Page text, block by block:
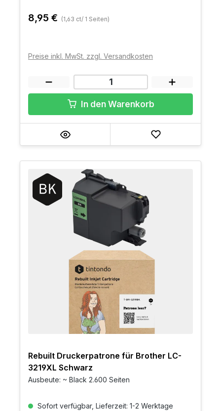
8,95 € (1,63 ct/ 1 Seiten)
Preise inkl. MwSt. zzgl. Versandkosten
In den Warenkorb
Rebuilt Druckerpatrone für Brother LC-
3219XL Schwarz
Ausbeute: ~ Black 2.600 Seiten
Sofort verfügbar, Lieferzeit: 1-2 Werktage